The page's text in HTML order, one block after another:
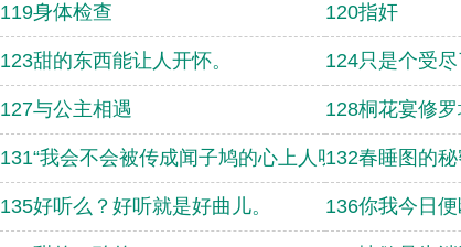
119身体检查 120指奸
123甜的东西能让人开怀。 124只是个受
127与公主相遇 128桐花宴修罗
131“我会不会被传成闻子鸠的心上人呀？”132春睡图的秘
135好听么？好听就是好曲儿。 136你我今日便